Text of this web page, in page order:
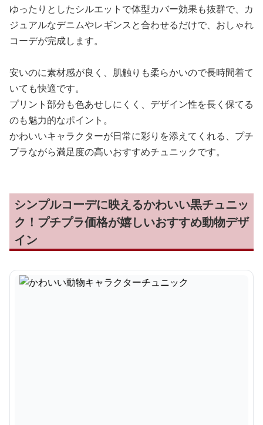
ゆったりとしたシルエットで体型カバー効果も抜群で、カ
ジュアルなデニムやレギンスと合わせるだけで、おしゃれ
コーデが完成します。
安いのに素材感が良く、肌触りも柔らかいので長時間着て
いても快適です。
プリント部分も色あせしにくく、デザイン性を長く保てる
のも魅力的なポイント。
かわいいキャラクターが日常に彩りを添えてくれる、プチ
プラながら満足度の高いおすすめチュニックです。
シンプルコーデに映えるかわいい黒チュニッ
ク！プチプラ価格が嬉しいおすすめ動物デザ
イン